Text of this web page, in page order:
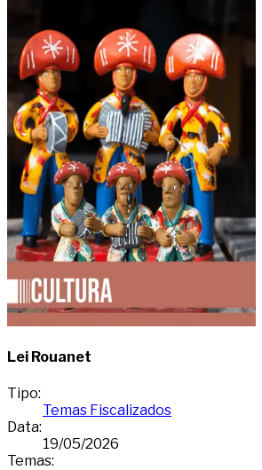
Lei Rouanet
Tipo:
Temas Fiscalizados
Data:
19/05/2026
Temas: